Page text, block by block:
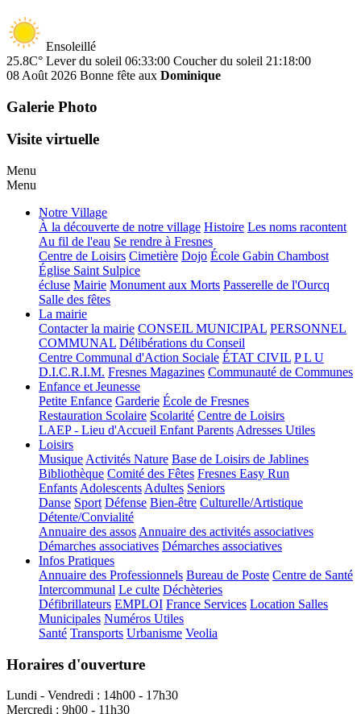
Ensoleillé
25.8C° Lever du soleil 06:33:00 Coucher du soleil 21:18:00
08 Août 2026 Bonne fête aux Dominique
Galerie Photo
Visite virtuelle
Menu
Menu
Notre Village
À la découverte de notre village Histoire Les noms racontent
Au fil de l'eau Se rendre à Fresnes
Centre de Loisirs Cimetière Dojo École Gabin Chambost
Église Saint Sulpice
écluse Mairie Monument aux Morts Passerelle de l'Ourcq
Salle des fêtes
La mairie
Contacter la mairie CONSEIL MUNICIPAL PERSONNEL
COMMUNAL Délibérations du Conseil
Centre Communal d'Action Sociale ÉTAT CIVIL P L U
D.I.C.R.I.M. Fresnes Magazines Communauté de Communes
Enfance et Jeunesse
Petite Enfance Garderie École de Fresnes
Restauration Scolaire Scolarité Centre de Loisirs
LAEP - Lieu d'Accueil Enfant Parents Adresses Utiles
Loisirs
Musique Activités Nature Base de Loisirs de Jablines
Bibliothèque Comité des Fêtes Fresnes Easy Run
Enfants Adolescents Adultes Seniors
Danse Sport Défense Bien-être Culturelle/Artistique
Détente/Convialité
Annuaire des assos Annuaire des activités associatives
Démarches associatives Démarches associatives
Infos Pratiques
Annuaire des Professionnels Bureau de Poste Centre de Santé
Intercommunal Le culte Déchèteries
Défibrillateurs EMPLOI France Services Location Salles
Municipales Numéros Utiles
Santé Transports Urbanisme Veolia
Horaires d'ouverture
Lundi - Vendredi : 14h00 - 17h30
Mercredi : 9h00 - 11h30